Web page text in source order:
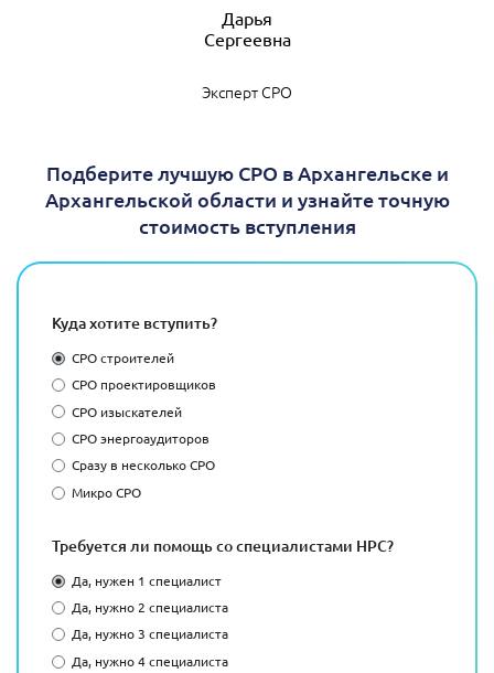
Дарья
Сергеевна
Эксперт СРО
Подберите лучшую СРО в Архангельске и
Архангельской области и узнайте точную
стоимость вступления
Куда хотите вступить?
СРО строителей
СРО проектировщиков
СРО изыскателей
СРО энергоаудиторов
Сразу в несколько СРО
Микро СРО
Требуется ли помощь со специалистами НРС?
Да, нужен 1 специалист
Да, нужно 2 специалиста
Да, нужно 3 специалиста
Да, нужно 4 специалиста